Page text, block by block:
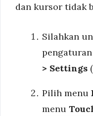
dan kursor tidak
Silahkan
> Settings
Pilih menu
menu